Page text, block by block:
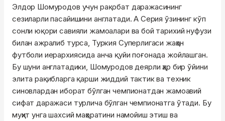
Элдор Шомуродов учун рақобат даражасининг
сезиларли пасайишини англатади. А Серия ўзининг кўп
сонли юқори савияли жамоалари ва бой тарихий нуфузи
билан ажралиб турса, Туркия Суперлигаси жаҳон
футболи иерархиясида анча қуйи поғонада жойлашган.
Бу шуни англатадики, Шомуродов деярли ҳар бир ўйини
элита рақибларга қарши жиддий тактик ва техник
синовлардан иборат бўлган чемпионатдан жамоавий
сифат даражаси турлича бўлган чемпионатга ўтади. Бу
муҳит унга шахсий маҳоратини намойиш этиш ва